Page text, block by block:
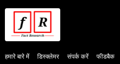
हमारे बारे में डिस्क्लेमर संपर्क करें फीडबैक